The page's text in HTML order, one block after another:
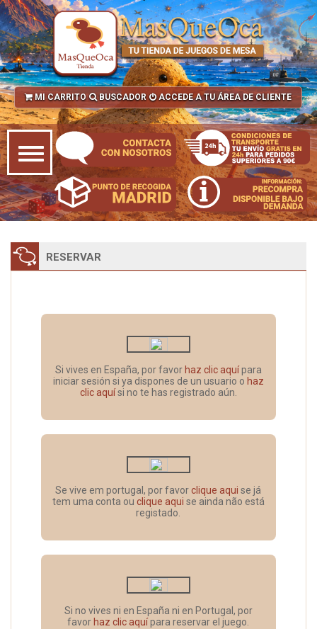
MI CARRITO BUSCADOR ACCEDE A TU ÁREA DE CLIENTE
RESERVAR
Si vives en España, por favor haz clic aquípara
iniciar sesión si ya dispones de un usuario o haz
clic aquísi no te has registrado aún.
Se vive em portugal, por favorclique aqui se já
tem uma conta ou clique aqui se ainda não está
registado.
Si no vives ni en España ni en Portugal, por
favor haz clic aquípara reservar el juego.